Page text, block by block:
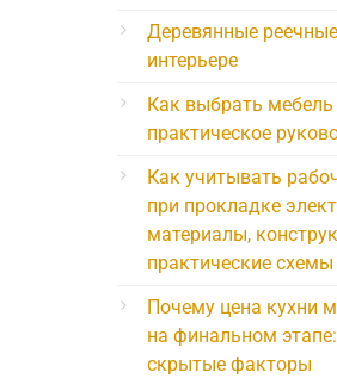
Деревянные
интерьере
Как выбрать
практическое
Как учитывать
при прокладке
материалы,
практические схемы
Почему цена кухни
на финальном
скрытые факторы